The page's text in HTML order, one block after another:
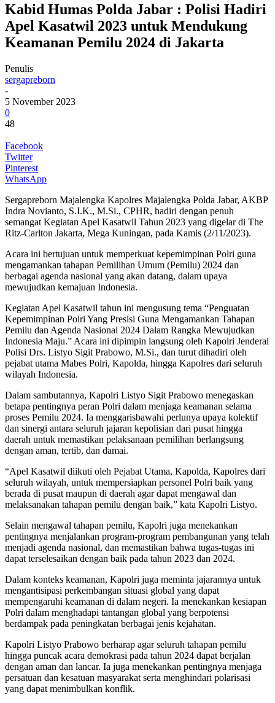
Kabid Humas Polda Jabar : Polisi Hadiri
Apel Kasatwil 2023 untuk Mendukung
Keamanan Pemilu 2024 di Jakarta
Penulis
sergapreborn
-
5 November 2023
0
48
Facebook
Twitter
Pinterest
WhatsApp
Sergapreborn Majalengka Kapolres Majalengka Polda Jabar, AKBP
Indra Novianto, S.I.K., M.Si., CPHR, hadiri dengan penuh
semangat Kegiatan Apel Kasatwil Tahun 2023 yang digelar di The
Ritz-Carlton Jakarta, Mega Kuningan, pada Kamis (2/11/2023).
Acara ini bertujuan untuk memperkuat kepemimpinan Polri guna
mengamankan tahapan Pemilihan Umum (Pemilu) 2024 dan
berbagai agenda nasional yang akan datang, dalam upaya
mewujudkan kemajuan Indonesia.
Kegiatan Apel Kasatwil tahun ini mengusung tema “Penguatan
Kepemimpinan Polri Yang Presisi Guna Mengamankan Tahapan
Pemilu dan Agenda Nasional 2024 Dalam Rangka Mewujudkan
Indonesia Maju.” Acara ini dipimpin langsung oleh Kapolri Jenderal
Polisi Drs. Listyo Sigit Prabowo, M.Si., dan turut dihadiri oleh
pejabat utama Mabes Polri, Kapolda, hingga Kapolres dari seluruh
wilayah Indonesia.
Dalam sambutannya, Kapolri Listyo Sigit Prabowo menegaskan
betapa pentingnya peran Polri dalam menjaga keamanan selama
proses Pemilu 2024. Ia menggarisbawahi perlunya upaya kolektif
dan sinergi antara seluruh jajaran kepolisian dari pusat hingga
daerah untuk memastikan pelaksanaan pemilihan berlangsung
dengan aman, tertib, dan damai.
“Apel Kasatwil diikuti oleh Pejabat Utama, Kapolda, Kapolres dari
seluruh wilayah, untuk mempersiapkan personel Polri baik yang
berada di pusat maupun di daerah agar dapat mengawal dan
melaksanakan tahapan pemilu dengan baik,” kata Kapolri Listyo.
Selain mengawal tahapan pemilu, Kapolri juga menekankan
pentingnya menjalankan program-program pembangunan yang telah
menjadi agenda nasional, dan memastikan bahwa tugas-tugas ini
dapat terselesaikan dengan baik pada tahun 2023 dan 2024.
Dalam konteks keamanan, Kapolri juga meminta jajarannya untuk
mengantisipasi perkembangan situasi global yang dapat
mempengaruhi keamanan di dalam negeri. Ia menekankan kesiapan
Polri dalam menghadapi tantangan global yang berpotensi
berdampak pada peningkatan berbagai jenis kejahatan.
Kapolri Listyo Prabowo berharap agar seluruh tahapan pemilu
hingga puncak acara demokrasi pada tahun 2024 dapat berjalan
dengan aman dan lancar. Ia juga menekankan pentingnya menjaga
persatuan dan kesatuan masyarakat serta menghindari polarisasi
yang dapat menimbulkan konflik.